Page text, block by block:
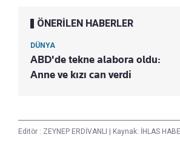
ÖNERİLEN HABERLER
DÜNYA
ABD'de tekne alabora oldu:
Anne ve kızı can verdi
Editör : ZEYNEP ERDİVANLI Kaynak: İHLAS